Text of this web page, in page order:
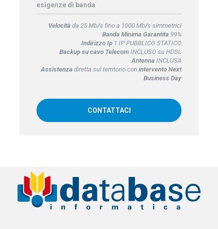
esigenze di banda
Velocitàda 25 Mb/s fino a 1000 Mb/s simmetrici
Banda Minima Garantita99%
Indirizzo Ip1 IP PUBBLICO STATICO
Backup su cavo TelecomINCLUSO su HDSL
AntennaINCLUSA
Assistenza diretta sul territorio con intervento Next
Business Day
CONTATTACI